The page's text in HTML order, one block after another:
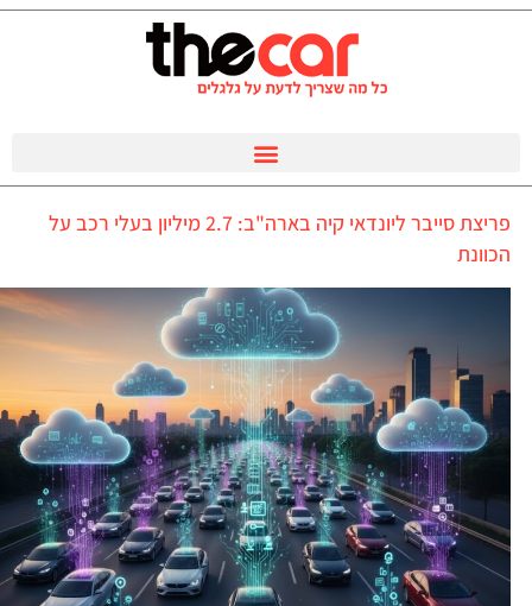
פריצת סייבר ליונדאי קיה בארה"ב: 2.7 מיליון בעלי רכב על
הכוונת